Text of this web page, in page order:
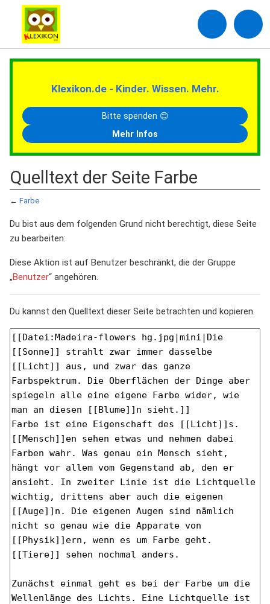
Klexikon.de - Kinder. Wissen. Mehr.
Bitte spenden 😊
Mehr Infos
Quelltext der Seite Farbe
← Farbe
Du bist aus dem folgenden Grund nicht berechtigt, diese Seite
zu bearbeiten:
Diese Aktion ist auf Benutzer beschränkt, die der Gruppe
„Benutzer“ angehören.
Du kannst den Quelltext dieser Seite betrachten und kopieren.